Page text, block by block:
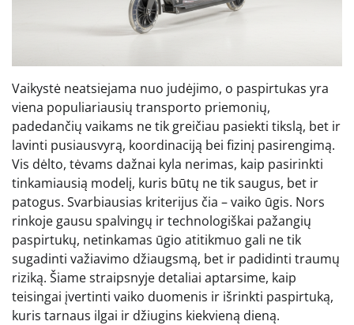
Vaikystė neatsiejama nuo judėjimo, o paspirtukas yra
viena populiariausių transporto priemonių,
padedančių vaikams ne tik greičiau pasiekti tikslą, bet ir
lavinti pusiausvyrą, koordinaciją bei fizinį pasirengimą.
Vis dėlto, tėvams dažnai kyla nerimas, kaip pasirinkti
tinkamiausią modelį, kuris būtų ne tik saugus, bet ir
patogus. Svarbiausias kriterijus čia – vaiko ūgis. Nors
rinkoje gausu spalvingų ir technologiškai pažangių
paspirtukų, netinkamas ūgio atitikmuo gali ne tik
sugadinti važiavimo džiaugsmą, bet ir padidinti traumų
riziką. Šiame straipsnyje detaliai aptarsime, kaip
teisingai įvertinti vaiko duomenis ir išrinkti paspirtuką,
kuris tarnaus ilgai ir džiugins kiekvieną dieną.